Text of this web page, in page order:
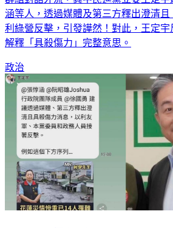
涵等人，透過媒體及第三方釋出澄清
利綠營反擊，引發譁然！對此，王定
解釋「具殺傷力」完整意思。
政治